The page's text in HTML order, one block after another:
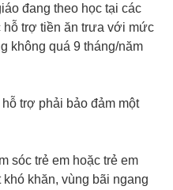
đang theo học tại các
trợ tiền ăn trưa với mức
không quá 9 tháng/năm
trợ phải bảo đảm một
sóc trẻ em hoặc trẻ em
khăn, vùng bãi ngang